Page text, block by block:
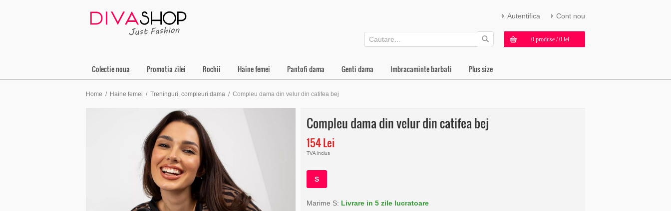
Autentifica Cont nou
0 produse / 0 lei
Colectie noua Promotia zilei Rochii Haine femei Pantofi dama Genti dama Imbracaminte barbati Plus size
Home / Haine femei / Treninguri, compleuri dama / Compleu dama din velur din catifea bej
Compleu dama din velur din catifea bej
154 Lei
TVA inclus
S
Marime S: Livrare in 5 zile lucratoare